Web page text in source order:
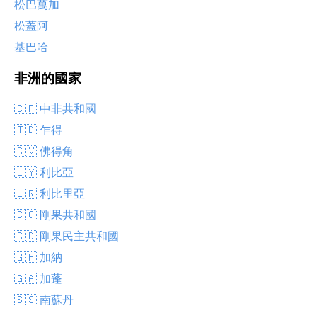
松巴萬加
松蓋阿
基巴哈
非洲的國家
🇨🇫 中非共和國
🇹🇩 乍得
🇨🇻 佛得角
🇱🇾 利比亞
🇱🇷 利比里亞
🇨🇬 剛果共和國
🇨🇩 剛果民主共和國
🇬🇭 加納
🇬🇦 加蓬
🇸🇸 南蘇丹